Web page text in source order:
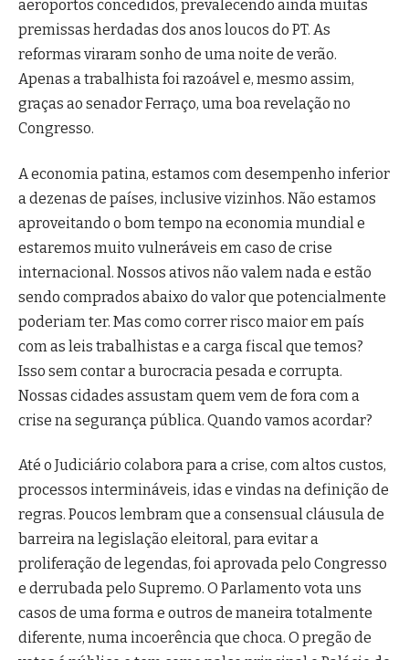
aeroportos concedidos, prevalecendo ainda muitas
premissas herdadas dos anos loucos do PT. As
reformas viraram sonho de uma noite de verão.
Apenas a trabalhista foi razoável e, mesmo assim,
graças ao senador Ferraço, uma boa revelação no
Congresso.
A economia patina, estamos com desempenho inferior
a dezenas de países, inclusive vizinhos. Não estamos
aproveitando o bom tempo na economia mundial e
estaremos muito vulneráveis em caso de crise
internacional. Nossos ativos não valem nada e estão
sendo comprados abaixo do valor que potencialmente
poderiam ter. Mas como correr risco maior em país
com as leis trabalhistas e a carga fiscal que temos?
Isso sem contar a burocracia pesada e corrupta.
Nossas cidades assustam quem vem de fora com a
crise na segurança pública. Quando vamos acordar?
Até o Judiciário colabora para a crise, com altos custos,
processos intermináveis, idas e vindas na definição de
regras. Poucos lembram que a consensual cláusula de
barreira na legislação eleitoral, para evitar a
proliferação de legendas, foi aprovada pelo Congresso
e derrubada pelo Supremo. O Parlamento vota uns
casos de uma forma e outros de maneira totalmente
diferente, numa incoerência que choca. O pregão de